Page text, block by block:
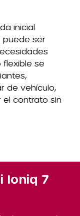
inicial
puede ser
flexible se
de vehículo,
el contrato sin
Ioniq 7